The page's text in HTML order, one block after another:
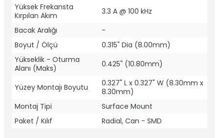
Yüksek Frekansta
Kırpılan Akım
3.3 A @ 100 kHz
Bacak Aralığı
-
Boyut / Ölçü
0.315" Dia (8.00mm)
Yükseklik - Oturma
Alanı (Maks)
0.425" (10.80mm)
Yüzey Montajı Boyutu
0.327" L x 0.327" W (8.30mm x
8.30mm)
Montaj Tipi
Surface Mount
Paket / Kılıf
Radial, Can - SMD